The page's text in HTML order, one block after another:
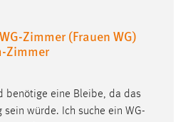
Zimmer (Frauen WG)
Zimmer
benötige eine Bleibe, da das
sein würde. Ich suche ein WG-
Informationen anonym.
helfen uns zu verstehen, wie
Website nutzen.